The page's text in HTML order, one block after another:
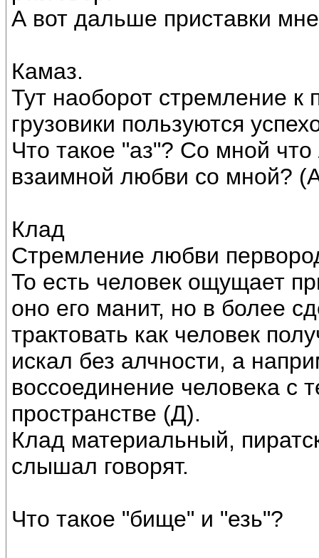
А вот дальше приставки
Камаз.
Тут наоборот стремление
грузовики пользуются
Что такое "аз"? Со мной
взаимной любви со мной?
Клад
Стремление любви
То есть человек ощущает
оно его манит, но в более
трактовать как человек
искал без алчности, а
воссоединение человека с
пространстве (Д).
Клад материальный,
слышал говорят.
Что такое "бище" и "езь"?